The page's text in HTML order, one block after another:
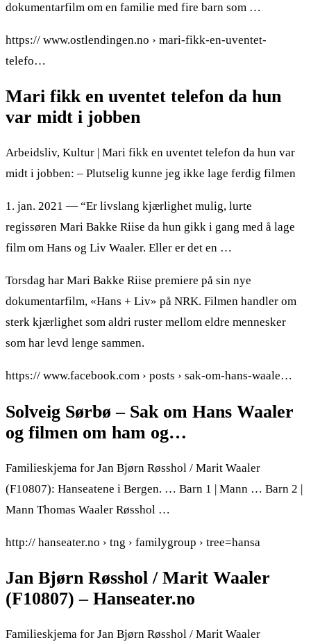
dokumentarfilm om en familie med fire barn som …
https:// www.ostlendingen.no › mari-fikk-en-uventet-
telefo…
Mari fikk en uventet telefon da hun
var midt i jobben
Arbeidsliv, Kultur | Mari fikk en uventet telefon da hun var
midt i jobben: – Plutselig kunne jeg ikke lage ferdig filmen
1. jan. 2021 — “Er livslang kjærlighet mulig, lurte
regissøren Mari Bakke Riise da hun gikk i gang med å lage
film om Hans og Liv Waaler. Eller er det en …
Torsdag har Mari Bakke Riise premiere på sin nye
dokumentarfilm, «Hans + Liv» på NRK. Filmen handler om
sterk kjærlighet som aldri ruster mellom eldre mennesker
som har levd lenge sammen.
https:// www.facebook.com › posts › sak-om-hans-waale…
Solveig Sørbø – Sak om Hans Waaler
og filmen om ham og…
Familieskjema for Jan Bjørn Røsshol / Marit Waaler
(F10807): Hanseatene i Bergen. … Barn 1 | Mann … Barn 2 |
Mann Thomas Waaler Røsshol …
http:// hanseater.no › tng › familygroup › tree=hansa
Jan Bjørn Røsshol / Marit Waaler
(F10807) – Hanseater.no
Familieskjema for Jan Bjørn Røsshol / Marit Waaler